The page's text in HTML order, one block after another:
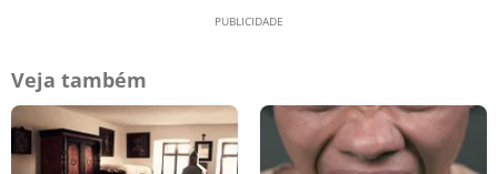
Veja também